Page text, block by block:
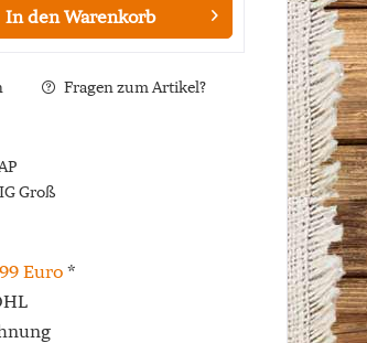
In den Warenkorb
Fragen zum Artikel?
Groß
Euro*